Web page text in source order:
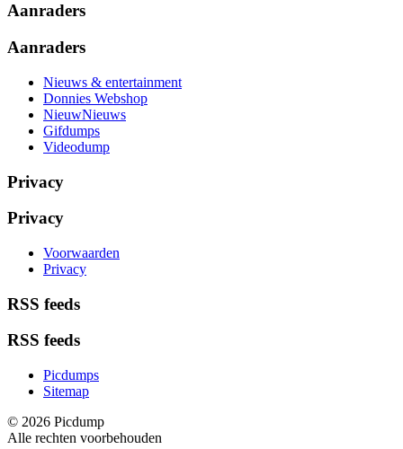
Aanraders
Aanraders
Nieuws & entertainment
Donnies Webshop
NieuwNieuws
Gifdumps
Videodump
Privacy
Privacy
Voorwaarden
Privacy
RSS feeds
RSS feeds
Picdumps
Sitemap
© 2026 Picdump
Alle rechten voorbehouden